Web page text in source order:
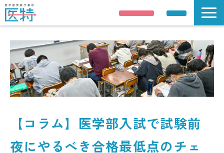
説明会申し込み 資料請求
解答速報
講師紹介
合格実績
コース案内
校舎 / 寮のご案内
【コラム】医学部入試で試験前
夜にやるべき合格最低点のチェ